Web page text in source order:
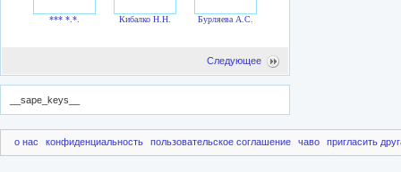
*** *.*. Кибалко Н.Н. Бурляева А.С.
Следующее
__sape_keys__
о нас конфиденциальность пользовательское соглашение чаво пригласить